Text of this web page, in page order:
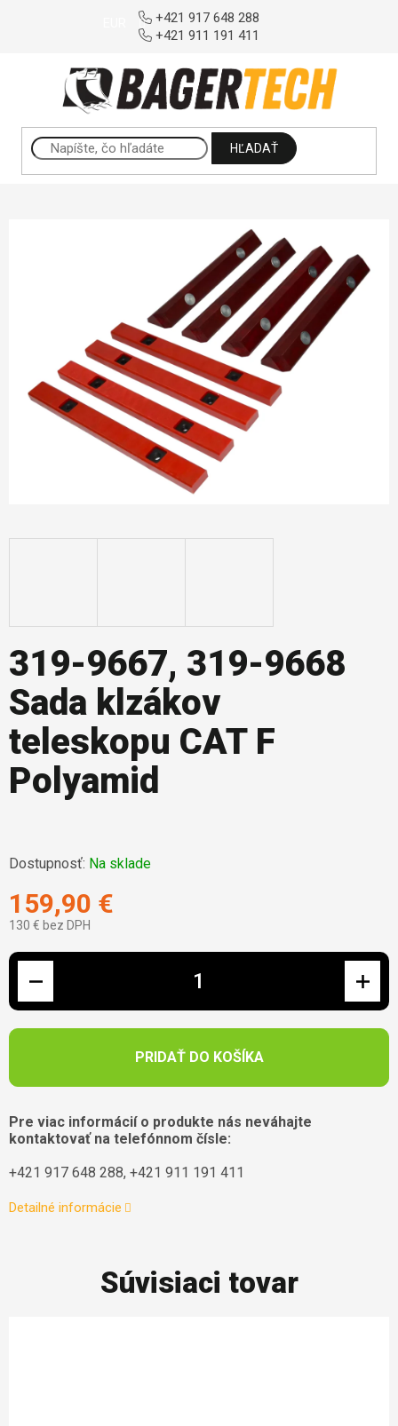
+421 917 648 288
+421 911 191 411
HĽADAŤ
319-9667, 319-9668
Sada klzákov
teleskopu CAT F
Polyamid
Dostupnosť: Na sklade
159,90 €
130 € bez DPH
Jednotková cena:
PRIDAŤ DO KOŠÍKA
Pre viac informácií o produkte nás neváhajte
kontaktovať na telefónnom čísle:
+421 917 648 288, +421 911 191 411
Detailné informácie
Súvisiaci tovar